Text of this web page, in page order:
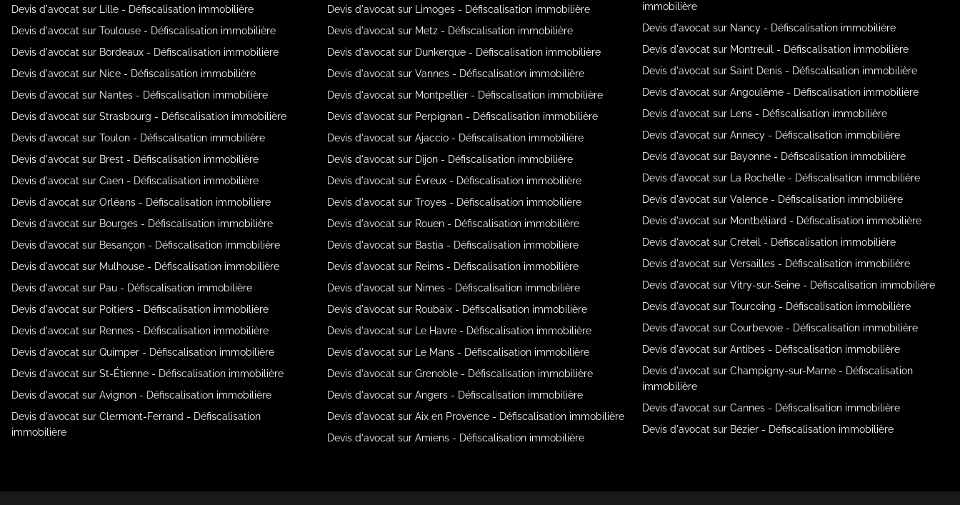
Devis d'avocat sur Lille - Défiscalisation immobilière
Devis d'avocat sur Toulouse - Défiscalisation immobilière
Devis d'avocat sur Bordeaux - Défiscalisation immobilière
Devis d'avocat sur Nice - Défiscalisation immobilière
Devis d'avocat sur Nantes - Défiscalisation immobilière
Devis d'avocat sur Strasbourg - Défiscalisation immobilière
Devis d'avocat sur Toulon - Défiscalisation immobilière
Devis d'avocat sur Brest - Défiscalisation immobilière
Devis d'avocat sur Caen - Défiscalisation immobilière
Devis d'avocat sur Orléans - Défiscalisation immobilière
Devis d'avocat sur Bourges - Défiscalisation immobilière
Devis d'avocat sur Besançon - Défiscalisation immobilière
Devis d'avocat sur Mulhouse - Défiscalisation immobilière
Devis d'avocat sur Pau - Défiscalisation immobilière
Devis d'avocat sur Poitiers - Défiscalisation immobilière
Devis d'avocat sur Rennes - Défiscalisation immobilière
Devis d'avocat sur Quimper - Défiscalisation immobilière
Devis d'avocat sur St-Étienne - Défiscalisation immobilière
Devis d'avocat sur Avignon - Défiscalisation immobilière
Devis d'avocat sur Clermont-Ferrand - Défiscalisation
immobilière
Devis d'avocat sur Limoges - Défiscalisation immobilière
Devis d'avocat sur Metz - Défiscalisation immobilière
Devis d'avocat sur Dunkerque - Défiscalisation immobilière
Devis d'avocat sur Vannes - Défiscalisation immobilière
Devis d'avocat sur Montpellier - Défiscalisation immobilière
Devis d'avocat sur Perpignan - Défiscalisation immobilière
Devis d'avocat sur Ajaccio - Défiscalisation immobilière
Devis d'avocat sur Dijon - Défiscalisation immobilière
Devis d'avocat sur Évreux - Défiscalisation immobilière
Devis d'avocat sur Troyes - Défiscalisation immobilière
Devis d'avocat sur Rouen - Défiscalisation immobilière
Devis d'avocat sur Bastia - Défiscalisation immobilière
Devis d'avocat sur Reims - Défiscalisation immobilière
Devis d'avocat sur Nimes - Défiscalisation immobilière
Devis d'avocat sur Roubaix - Défiscalisation immobilière
Devis d'avocat sur Le Havre - Défiscalisation immobilière
Devis d'avocat sur Le Mans - Défiscalisation immobilière
Devis d'avocat sur Grenoble - Défiscalisation immobilière
Devis d'avocat sur Angers - Défiscalisation immobilière
Devis d'avocat sur Aix en Provence - Défiscalisation immobilière
Devis d'avocat sur Amiens - Défiscalisation immobilière
immobilière
Devis d'avocat sur Nancy - Défiscalisation immobilière
Devis d'avocat sur Montreuil - Défiscalisation immobilière
Devis d'avocat sur Saint Denis - Défiscalisation immobilière
Devis d'avocat sur Angoulême - Défiscalisation immobilière
Devis d'avocat sur Lens - Défiscalisation immobilière
Devis d'avocat sur Annecy - Défiscalisation immobilière
Devis d'avocat sur Bayonne - Défiscalisation immobilière
Devis d'avocat sur La Rochelle - Défiscalisation immobilière
Devis d'avocat sur Valence - Défiscalisation immobilière
Devis d'avocat sur Montbéliard - Défiscalisation immobilière
Devis d'avocat sur Créteil - Défiscalisation immobilière
Devis d'avocat sur Versailles - Défiscalisation immobilière
Devis d'avocat sur Vitry-sur-Seine - Défiscalisation immobilière
Devis d'avocat sur Tourcoing - Défiscalisation immobilière
Devis d'avocat sur Courbevoie - Défiscalisation immobilière
Devis d'avocat sur Antibes - Défiscalisation immobilière
Devis d'avocat sur Champigny-sur-Marne - Défiscalisation
immobilière
Devis d'avocat sur Cannes - Défiscalisation immobilière
Devis d'avocat sur Bézier - Défiscalisation immobilière